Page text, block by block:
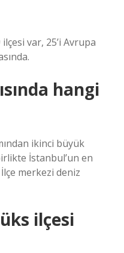
var, 25’i Avrupa
hangi
ikinci büyük
İstanbul’un en
merkezi deniz
ilçesi